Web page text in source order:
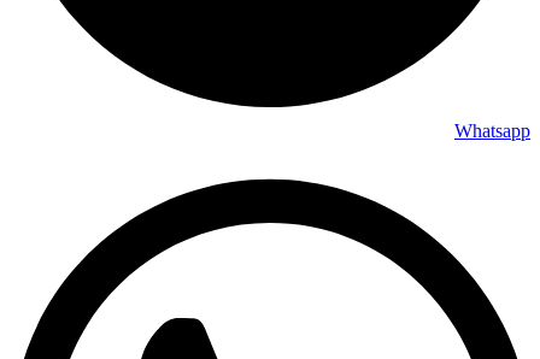
Whatsapp